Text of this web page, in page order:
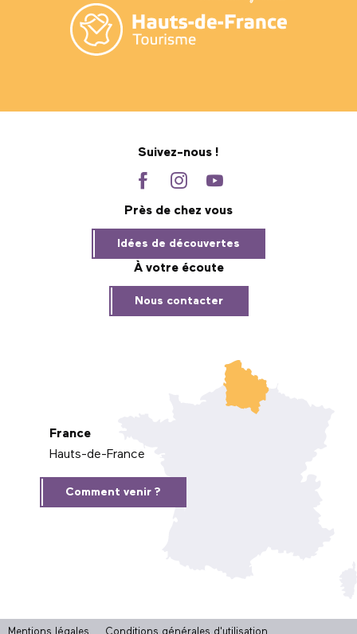
Suivez-nous !
Près de chez vous
Idées de découvertes
À votre écoute
Nous contacter
France
Hauts-de-France
Comment venir ?